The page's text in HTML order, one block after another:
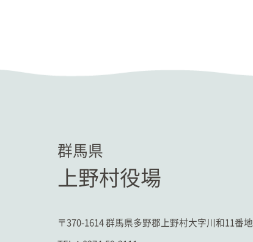
群馬県
上野村役場
〒370-1614 群馬県多野郡上野村大字川和11番地